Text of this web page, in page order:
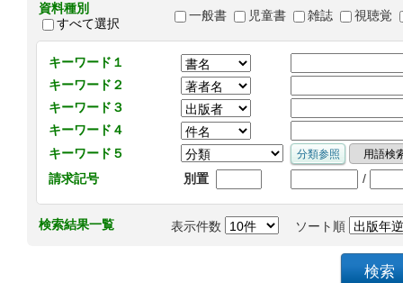
資料種別
すべて選択
一般書 児童書 雑誌 視聴覚
キーワード１
キーワード２
キーワード３
キーワード４
キーワード５
請求記号
別置 /
検索結果一覧 表示件数 ソート順